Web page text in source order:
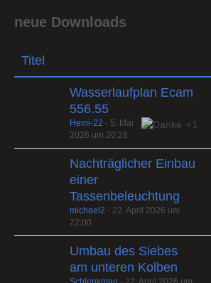
neue Downloads
Titel
Wasserlaufplan Ecam
556.55
1
Heini-22 - 5. Mai
2026 um 20:28
Nachträglicher Einbau
einer
Tassenbeleuchtung
michael2 - 22. April 2026 um
22:00
Umbau des Siebes
am unteren Kolben